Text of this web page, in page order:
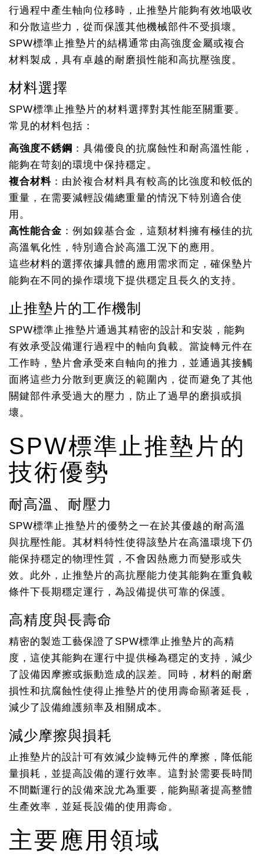
行過程中產生軸向位移時，止推墊片能夠有效地吸收
和分散這些力，從而保護其他機械部件不受損壞。
SPW標準止推墊片的結構通常由高強度金屬或複合
材料製成，具有卓越的耐磨損性能和高抗壓強度。
材料選擇
SPW標準止推墊片的材料選擇對其性能至關重要。
常見的材料包括：
高強度不銹鋼 ：具備優良的抗腐蝕性和耐高溫性能，
能夠在苛刻的環境中保持穩定。
複合材料 ：由於複合材料具有較高的比強度和較低的
重量，在需要減輕設備總重量的情況下特別適合使
用。
高性能合金 ：例如鎳基合金，這類材料擁有極佳的抗
高溫氧化性，特別適合於高溫工況下的應用。
這些材料的選擇依據具體的應用需求而定，確保墊片
能夠在不同的操作環境下提供穩定且長久的支持。
止推墊片的工作機制
SPW標準止推墊片通過其精密的設計和安裝，能夠
有效承受設備運行過程中的軸向負載。當旋轉元件在
工作時，墊片會承受來自軸向的推力，並通過其接觸
面將這些力分散到更廣泛的範圍內，從而避免了其他
關鍵部件承受過大的壓力，防止了過早的磨損或損
壞。
SPW標準止推墊片的
技術優勢
耐高溫、耐壓力
SPW標準止推墊片的優勢之一在於其優越的耐高溫
與抗壓性能。其材料特性使得該墊片在高溫環境下仍
能保持穩定的物理性質，不會因熱應力而變形或失
效。此外，止推墊片的高抗壓能力使其能夠在重負載
條件下長期穩定運行，為設備提供可靠的保護。
高精度與長壽命
精密的製造工藝保證了SPW標準止推墊片的高精
度，這使其能夠在運行中提供極為穩定的支持，減少
了設備因摩擦或振動造成的誤差。同時，材料的耐磨
損性和抗腐蝕性使得止推墊片的使用壽命顯著延長，
減少了設備維護頻率及相關成本。
減少摩擦與損耗
止推墊片的設計可有效減少旋轉元件的摩擦，降低能
量損耗，並提高設備的運行效率。這對於需要長時間
不間斷運行的設備來說尤為重要，能夠顯著提高整體
生產效率，並延長設備的使用壽命。
主要應用領域